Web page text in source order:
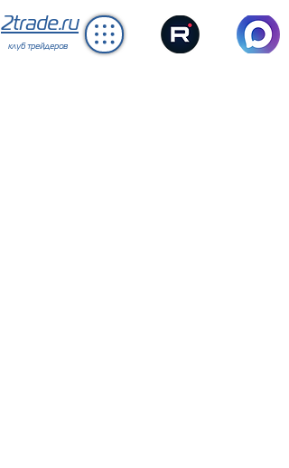
2trade.ru
клуб трейдеров